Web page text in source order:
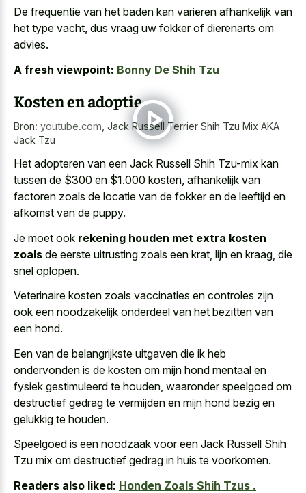
De frequentie van het baden kan variëren afhankelijk van
het type vacht, dus vraag uw fokker of dierenarts om
advies.
A fresh viewpoint: Bonny De Shih Tzu
Kosten en adoptie
Bron: youtube.com Jack Russell Terrier Shih Tzu Mix AKA
Jack Tzu
Het adopteren van een Jack Russell Shih Tzu-mix kan
tussen de $300 en $1.000 kosten, afhankelijk van
factoren zoals de locatie van de fokker en de leeftijd en
afkomst van de puppy.
Je moet ook rekening houden met extra kosten
zoals de eerste uitrusting zoals een krat, lijn en kraag, die
snel oplopen.
Veterinaire kosten zoals vaccinaties en controles zijn
ook een noodzakelijk onderdeel van het bezitten van
een hond.
Een van de belangrijkste uitgaven die ik heb
ondervonden is de kosten om mijn hond mentaal en
fysiek gestimuleerd te houden, waaronder speelgoed om
destructief gedrag te vermijden en mijn hond bezig en
gelukkig te houden.
Speelgoed is een noodzaak voor een Jack Russell Shih
Tzu mix om destructief gedrag in huis te voorkomen.
Readers also liked: Honden Zoals Shih Tzus .